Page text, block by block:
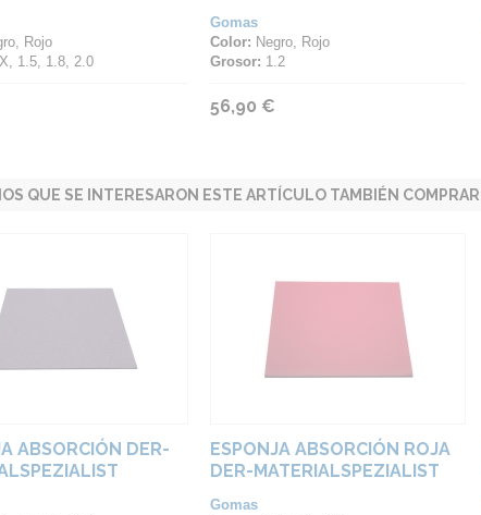
Rojo
1.5, 1.8, 2.0
Gomas
Color: Negro, Rojo
Grosor: 1.2
56,90 €
QUE SE INTERESARON ESTE ARTÍCULO TAMBIÉN
ABSORCIÓN DER-
ESPONJA ABSORCIÓN ROJA
DER-MATERIALSPEZIALIST
Gomas